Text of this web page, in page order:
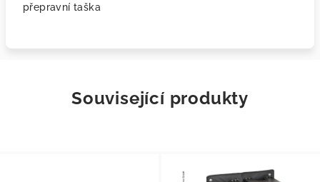
přepravní taška
Související produkty